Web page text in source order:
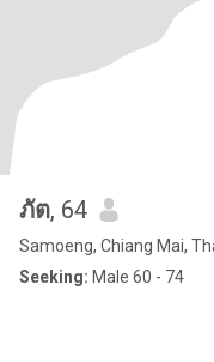
ภัต, 64
Samoeng, Chiang Mai,
Seeking: Male 60 - 74